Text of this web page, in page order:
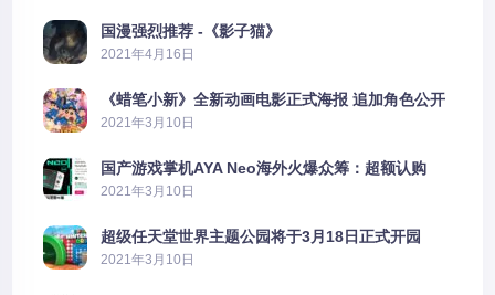
国漫强烈推荐 -《影子猫》
2021年4月16日
《蜡笔小新》全新动画电影正式海报 追加角色公开
2021年3月10日
国产游戏掌机AYA Neo海外火爆众筹：超额认购
2606%
2021年3月10日
超级任天堂世界主题公园将于3月18日正式开园
2021年3月10日